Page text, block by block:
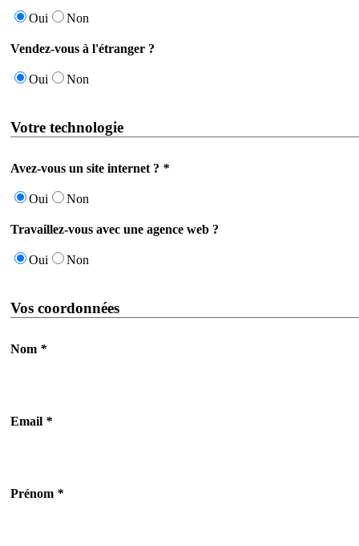
Oui Non
Vendez-vous à l'étranger ?
Oui Non
Votre technologie
Avez-vous un site internet ? *
Oui Non
Travaillez-vous avec une agence web ?
Oui Non
Vos coordonnées
Nom *
Email *
Prénom *